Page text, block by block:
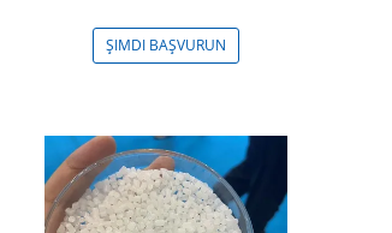
ŞIMDI BAŞVURUN